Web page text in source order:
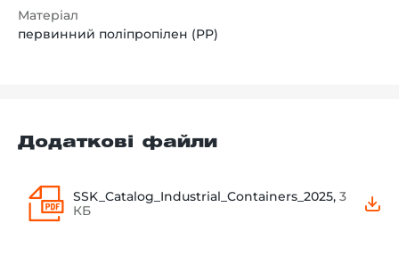
Матеріал
первинний поліпропілен (PP)
Додаткові файли
SSK_Catalog_Industrial_Containers_2025, 3
КБ